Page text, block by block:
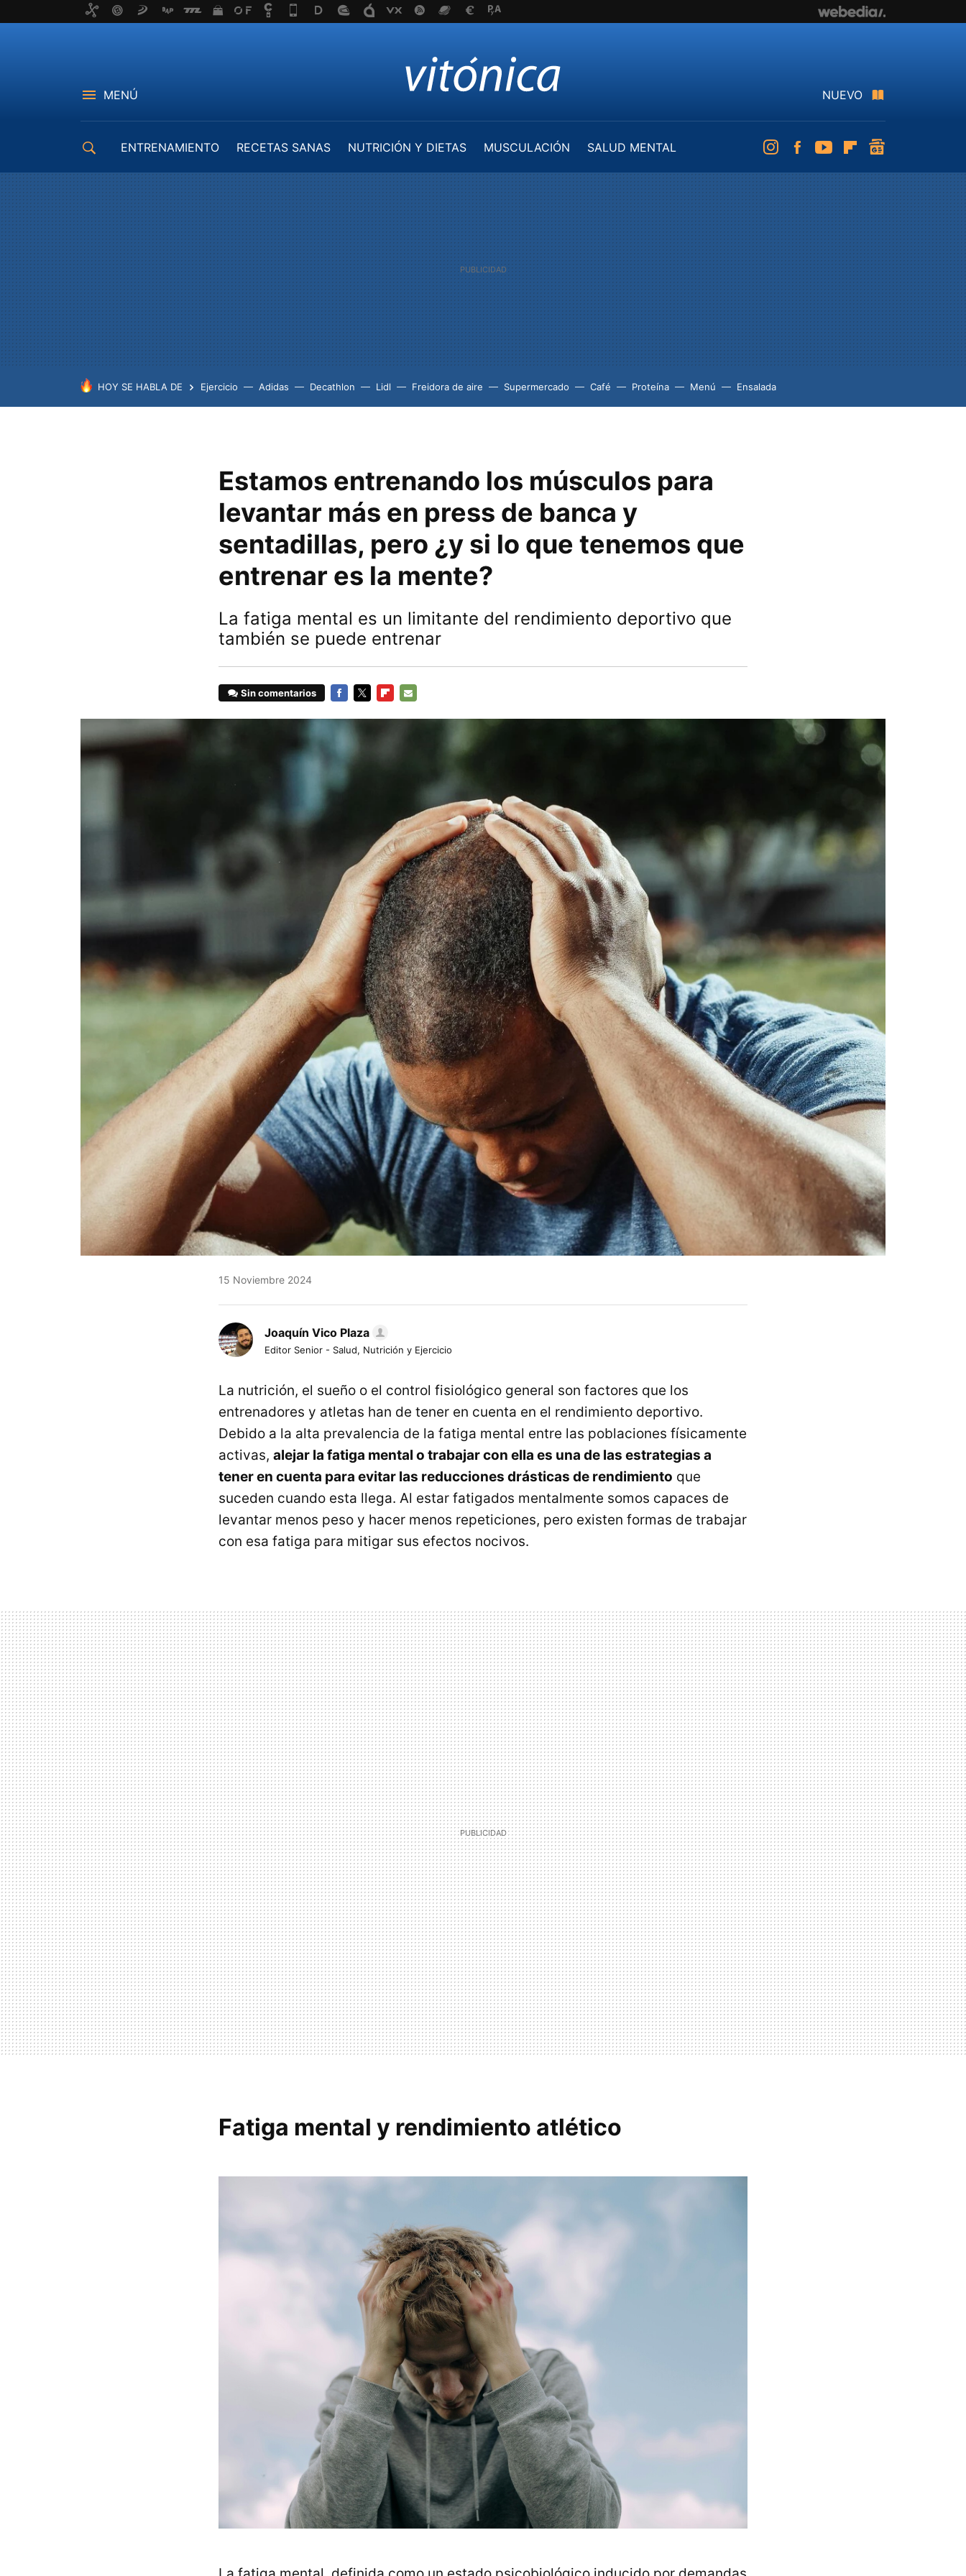
MENÚ NUEVO
ENTRENAMIENTO RECETAS SANAS NUTRICIÓN Y DIETAS MUSCULACIÓN
SALUD MENTAL
InstagramFacebookYoutubeFlipboard
HOY SE HABLA DE Ejercicio Adidas Decathlon Lidl Freidora de aire Supermercado Café Proteína Menú Ensalada
Estamos entrenando los músculos para
levantar más en press de banca y
sentadillas, pero ¿y si lo que tenemos que
entrenar es la mente?
La fatiga mental es un limitante del rendimiento deportivo que
también se puede entrenar
Sin comentarios
15 Noviembre 2024
Joaquín Vico Plaza
Editor Senior - Salud, Nutrición y Ejercicio
La nutrición, el sueño o el control fisiológico general son factores que los
entrenadores y atletas han de tener en cuenta en el rendimiento deportivo.
Debido a la alta prevalencia de la fatiga mental entre las poblaciones físicamente
activas, alejar la fatiga mental o trabajar con ella es una de las estrategias a
tener en cuenta para evitar las reducciones drásticas de rendimiento que
suceden cuando esta llega. Al estar fatigados mentalmente somos capaces de
levantar menos peso y hacer menos repeticiones, pero existen formas de trabajar
con esa fatiga para mitigar sus efectos nocivos.
Fatiga mental y rendimiento atlético